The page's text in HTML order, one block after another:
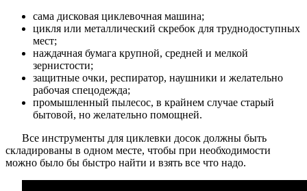
сама дисковая циклевочная машина;
цикля или металлический скребок для труднодоступных
мест;
наждачная бумага крупной, средней и мелкой
зернистости;
защитные очки, респиратор, наушники и желательно
рабочая спецодежда;
промышленный пылесос, в крайнем случае старый
бытовой, но желательно помощней.
Все инструменты для циклевки досок должны быть
складированы в одном месте, чтобы при необходимости
можно было бы быстро найти и взять все что надо.